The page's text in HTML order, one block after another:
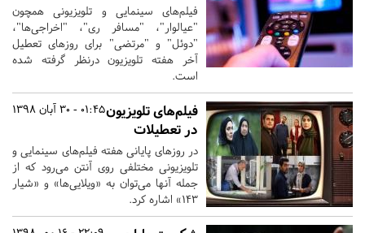
فیلم‌های سینمایی و تلویزیونی همچون
"عیالوار"، "مسافر ری"، "اخراجی‌ها"،
"دوئل" و "مرتضی" برای روزهای تعطیل
آخر هفته تلویزیون درنظر گرفته شده
است.
01:45 - 30 آبان 1398فیلم‌های تلویزیون
در تعطیلات
در روزهای پایانی هفته فیلم‌های سینمایی و
تلویزیونی مختلفی روی آنتن می‌رود که از
جمله آنها می‌توان به «ویلایی‌ها» و «شیار
۱۴۳» اشاره کرد.